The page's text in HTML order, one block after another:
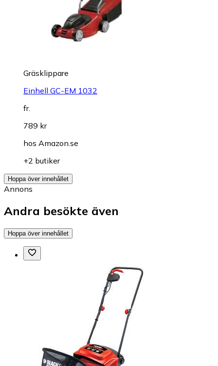
Gräsklippare
Einhell GC-EM 1032
fr.
789 kr
hos Amazon.se
+2 butiker
Hoppa över innehållet
Annons
Andra besökte även
Hoppa över innehållet